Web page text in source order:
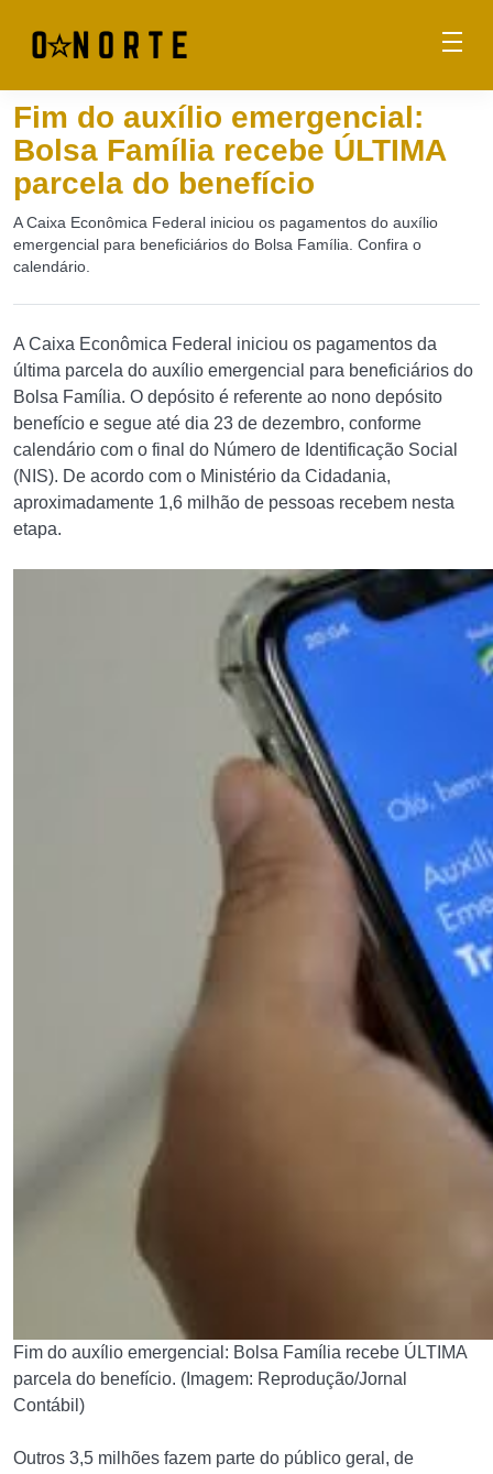
Fim do auxílio emergencial:
Bolsa Família recebe ÚLTIMA
parcela do benefício
A Caixa Econômica Federal iniciou os pagamentos do auxílio
emergencial para beneficiários do Bolsa Família. Confira o
calendário.
A Caixa Econômica Federal iniciou os pagamentos da
última parcela do auxílio emergencial para beneficiários do
Bolsa Família. O depósito é referente ao nono depósito
benefício e segue até dia 23 de dezembro, conforme
calendário com o final do Número de Identificação Social
(NIS). De acordo com o Ministério da Cidadania,
aproximadamente 1,6 milhão de pessoas recebem nesta
etapa.
Fim do auxílio emergencial: Bolsa Família recebe ÚLTIMA
parcela do benefício. (Imagem: Reprodução/Jornal
Contábil)
Outros 3,5 milhões fazem parte do público geral, de